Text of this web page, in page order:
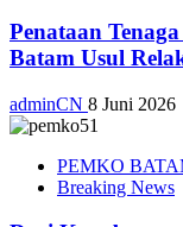
Penataan
Batam Usul
adminCN 8 Juni 2026
PEMKO
Breaking News